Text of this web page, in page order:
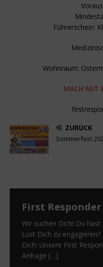
Führerschein:
Wohnraum:
MACH MIT
ZURÜCK
Sommerfest
First
Wir suchen Dich! Du
Lust Dich zu
Dich: Unsere First
Anfrage […]